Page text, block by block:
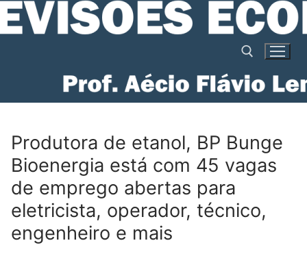
Pular
para
Produtora de etanol, BP Bunge
Bioenergia está com 45 vagas
de emprego abertas para
eletricista, operador, técnico,
engenheiro e mais